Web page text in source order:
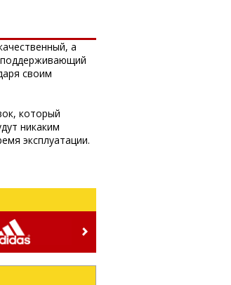
а
поддерживающий
своим
который
никаким
эксплуатации.